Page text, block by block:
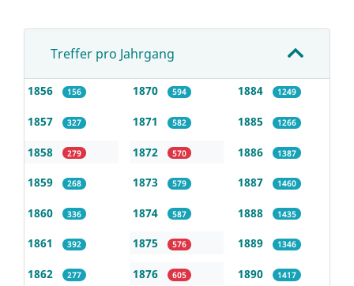
Treffer pro Jahrgang
1856 156
1857 327
1858 279
1859 268
1860 336
1861 392
1862 277
1870 594
1871 582
1872 570
1873 579
1874 587
1875 576
1876 605
1884 1249
1885 1266
1886 1387
1887 1460
1888 1435
1889 1346
1890 1417